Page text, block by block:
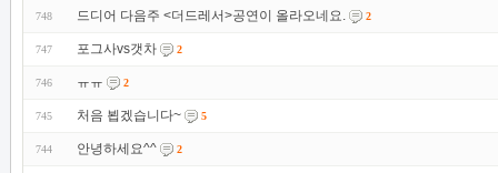
748 드디어 다음주 <더드레서>공연이 올라오네요. 2
747 포그사vs갯차 2
746 ㅠㅠ 2
745 처음 뵙겠습니다~ 5
744 안녕하세요^^ 2